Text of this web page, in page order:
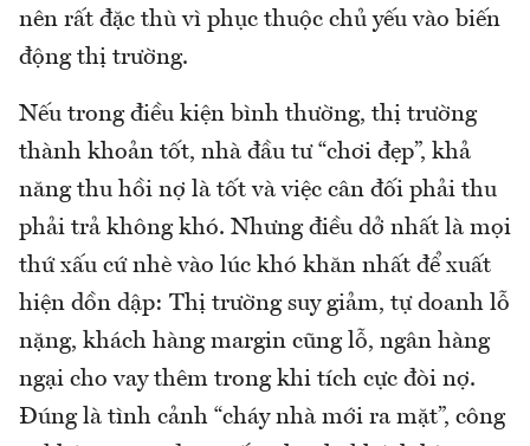
nên rất đặc thù vì phục thuộc chủ yếu vào biến
động thị trường.
Nếu trong điều kiện bình thường, thị trường
thành khoản tốt, nhà đầu tư “chơi đẹp”, khả
năng thu hồi nợ là tốt và việc cân đối phải thu
phải trả không khó. Nhưng điều dở nhất là mọi
thứ xấu cứ nhè vào lúc khó khăn nhất để xuất
hiện dồn dập: Thị trường suy giảm, tự doanh lỗ
nặng, khách hàng margin cũng lỗ, ngân hàng
ngại cho vay thêm trong khi tích cực đòi nợ.
Đúng là tình cảnh “cháy nhà mới ra mặt”, công